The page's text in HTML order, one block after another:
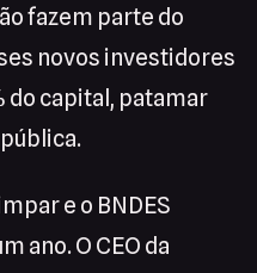
fazem parte do
novos investidores
do capital, patamar
e o BNDES
ano. O CEO da